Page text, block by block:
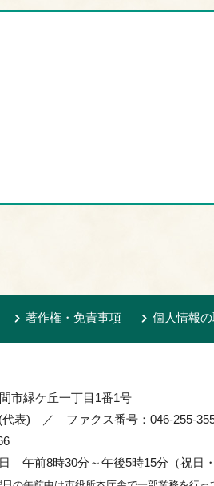
著作権・免責事項 個人情報
市緑ケ丘一丁目1番1号
代表) ／ ファクス番号：046-255-
午前8時30分～午後5時15分（祝日